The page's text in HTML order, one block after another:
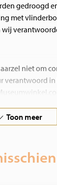
gedroogd
met
wij
niet om
verantwoord
Toon meer